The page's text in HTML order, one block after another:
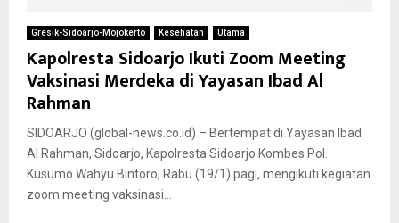
Gresik-Sidoarjo-Mojokerto Kesehatan Utama
Kapolresta Sidoarjo Ikuti Zoom Meeting
Vaksinasi Merdeka di Yayasan Ibad Al
Rahman
SIDOARJO (global-news.co.id) – Bertempat di Yayasan Ibad
Al Rahman, Sidoarjo, Kapolresta Sidoarjo Kombes Pol.
Kusumo Wahyu Bintoro, Rabu (19/1) pagi, mengikuti kegiatan
zoom meeting vaksinasi...